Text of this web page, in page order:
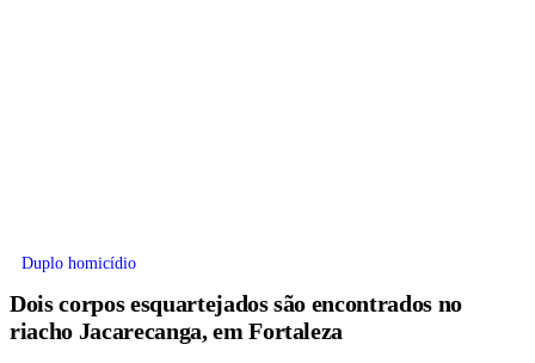
Duplo homicídio
Dois corpos esquartejados são encontrados no
riacho Jacarecanga, em Fortaleza